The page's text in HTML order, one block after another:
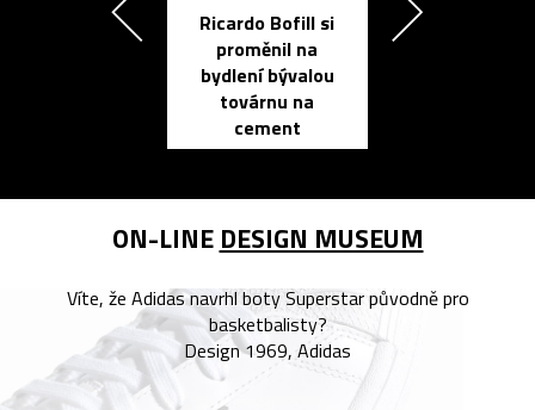
Ricardo Bofill si
proměnil na
bydlení bývalou
továrnu na
cement
ON-LINE DESIGN MUSEUM
Víte, že Adidas navrhl boty Superstar původně pro
basketbalisty?
Design 1969, Adidas